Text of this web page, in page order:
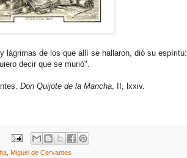
de los que allí se hallaron, dió su espíritu:
decir que se murió".
Don Quijote de la Mancha, II, lxxiv.
Miguel de Cervantes